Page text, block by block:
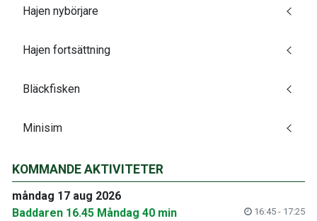
Hajen nybörjare
Hajen fortsättning
Bläckfisken
Minisim
KOMMANDE AKTIVITETER
måndag 17 aug 2026
Baddaren 16.45 Måndag 40 min
16:45 - 17:25